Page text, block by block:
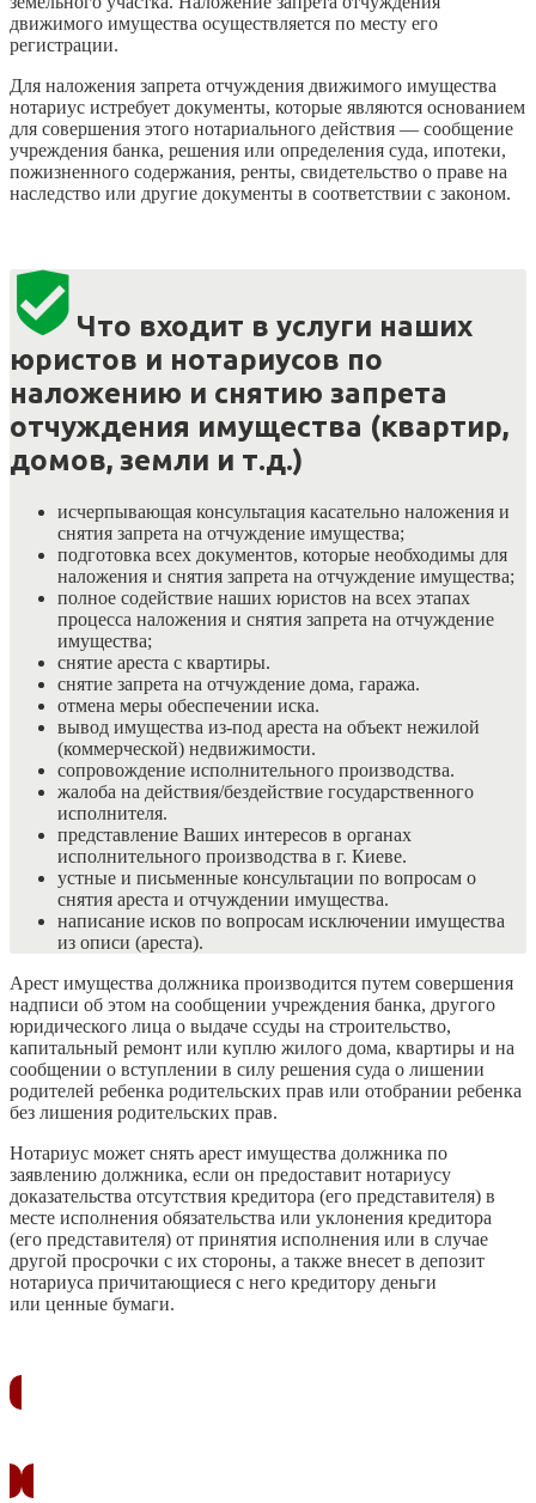
движимого имущества осуществляется по месту его
регистрации.
Для наложения запрета отчуждения движимого имущества
нотариус истребует документы, которые являются основанием
для совершения этого нотариального действия — сообщение
учреждения банка, решения или определения суда, ипотеки,
пожизненного содержания, ренты, свидетельство о праве на
наследство или другие документы в соответствии с законом.
Что входит в услуги наших
юристов и нотариусов по
наложению и снятию запрета
отчуждения имущества (квартир,
домов, земли и т.д.)
исчерпывающая консультация касательно наложения и
снятия запрета на отчуждение имущества;
подготовка всех документов, которые необходимы для
наложения и снятия запрета на отчуждение имущества;
полное содействие наших юристов на всех этапах
процесса наложения и снятия запрета на отчуждение
имущества;
снятие ареста с квартиры.
снятие запрета на отчуждение дома, гаража.
отмена меры обеспечении иска.
вывод имущества из-под ареста на объект нежилой
(коммерческой) недвижимости.
сопровождение исполнительного производства.
жалоба на действия/бездействие государственного
исполнителя.
представление Ваших интересов в органах
исполнительного производства в г. Киеве.
устные и письменные консультации по вопросам о
снятия ареста и отчуждении имущества.
написание исков по вопросам исключении имущества
из описи (ареста).
Арест имущества должника производится путем совершения
надписи об этом на сообщении учреждения банка, другого
юридического лица о выдаче ссуды на строительство,
капитальный ремонт или куплю жилого дома, квартиры и на
сообщении о вступлении в силу решения суда о лишении
родителей ребенка родительских прав или отобрании ребенка
без лишения родительских прав.
Нотариус может снять арест имущества должника по
заявлению должника, если он предоставит нотариусу
доказательства отсутствия кредитора (его представителя) в
месте исполнения обязательства или уклонения кредитора
(его представителя) от принятия исполнения или в случае
другой просрочки с их стороны, а также внесет в депозит
нотариуса причитающиеся с него кредитору деньги
или ценные бумаги.